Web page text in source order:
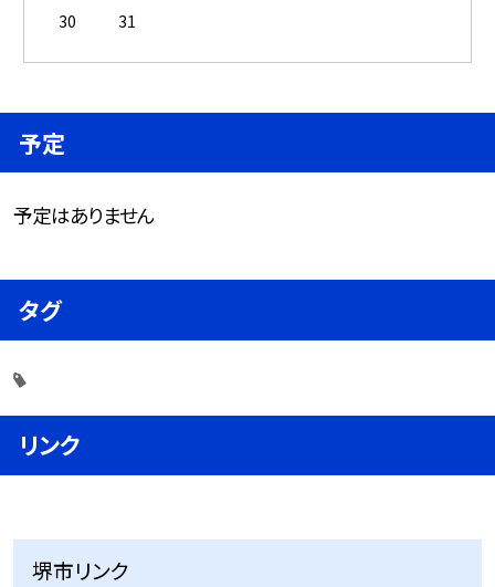
30
31
予定
予定はありません
タグ
リンク
堺市リンク